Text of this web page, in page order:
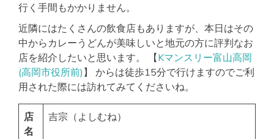
行く手間もかかりません。
近隣にはたくさんの飲食店もありますが、本日はその
中からカレーうどんが美味しいと地元の方に評判なお
店を紹介したいと思います。 【Kマンスリー富山高岡
(高岡市役所前) 】 からは徒歩15分で行けますのでご利
用された際には訪れてみてくださいね。
店
名
吉宗（よしむね）